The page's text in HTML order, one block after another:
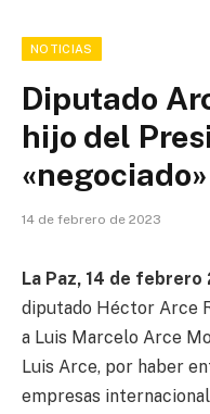
NOTICIAS
Diputado
hijo del
14 de febrero de 2023
La Paz, 14 de
diputado Héctor Arce
a Luis Marcelo Arce
Luis Arce, por haber
empresas